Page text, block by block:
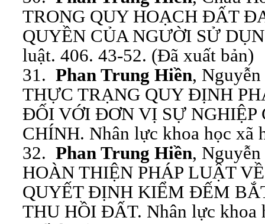
TRONG QUY HOẠCH ĐẤT
QUYỀN CỦA NGƯỜI SỬ
luật. 406. 43-52. (Đã xuất bản)
31. Phan Trung Hiền,
THỰC TRẠNG QUY ĐỊNH
ĐỐI VỚI ĐƠN VỊ SỰ NGHIỆP
CHÍNH. Nhân lực khoa học xã
32. Phan Trung Hiền,
HOÀN THIỆN PHÁP LUẬT
QUYẾT ĐỊNH KIỂM ĐẾM
THU HỒI ĐẤT. Nhân lực khoa